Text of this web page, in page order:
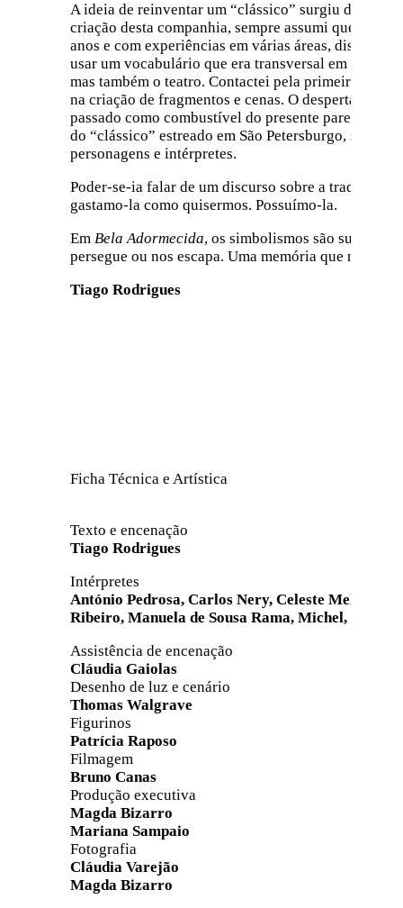
A ideia de reinventar um “clássico” surgiu das
criação desta companhia, sempre assumi que este
anos e com experiências em várias áreas,
usar um vocabulário que era transversal em
mas também o teatro. Contactei pela primeira vez
na criação de fragmentos e cenas. O despertar de
passado como combustível do presente pareceu-
do “clássico” estreado em São Petersburgo, sem
personagens e intérpretes.
Poder-se-ia falar de um discurso sobre a tradição
gastamo-la como quisermos. Possuímo-la.
Em Bela Adormecida, os simbolismos são
persegue ou nos escapa. Uma memória que nos
Tiago Rodrigues
Ficha Técnica e Artística
Texto e encenação
Tiago Rodrigues
Intérpretes
António Pedrosa, Carlos Nery, Celeste Melo,
Ribeiro, Manuela de Sousa Rama, Michel,
Assistência de encenação
Cláudia Gaiolas
Desenho de luz e cenário
Thomas Walgrave
Figurinos
Patrícia Raposo
Filmagem
Bruno Canas
Produção executiva
Magda Bizarro
Mariana Sampaio
Fotografia
Cláudia Varejão
Magda Bizarro